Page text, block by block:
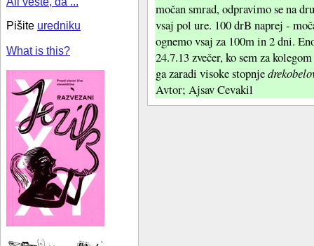
Pišite uredniku
What is this?
močan smrad, odpravimo se na
vsaj pol ure. 100 drB naprej -
ognemo vsaj za 100m in 2 dni.
24.7.13 zvečer, ko sem za
ga zaradi visoke stopnje
Avtor; Ajsav Cevakil